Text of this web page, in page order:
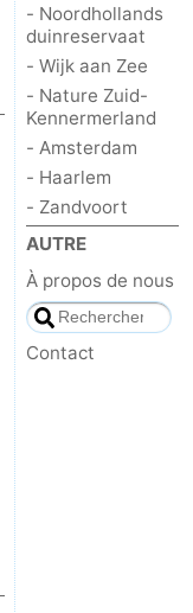
- Noordhollands
duinreservaat
- Wijk aan Zee
- Nature Zuid-
Kennermerland
- Amsterdam
- Haarlem
- Zandvoort
AUTRE
À propos de nous
Contact